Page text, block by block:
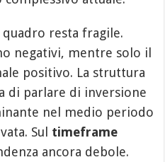
quadro resta fragile.
negativi, mentre solo il
positivo. La struttura
di parlare di inversione
nel medio periodo
Sul timeframe
ancora debole.